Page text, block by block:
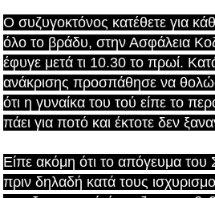
Ο συζυγοκτόνος κατέθετε για
όλο το βράδυ, στην Ασφάλεια
έφυγε μετά τι 10.30 το πρωί.
ανάκρισης προσπάθησε να
ότι η γυναίκα του τού είπε το
πάει για ποτό και έκτοτε δεν
Είπε ακόμη ότι το απόγευμα
πριν δηλαδή κατά τους